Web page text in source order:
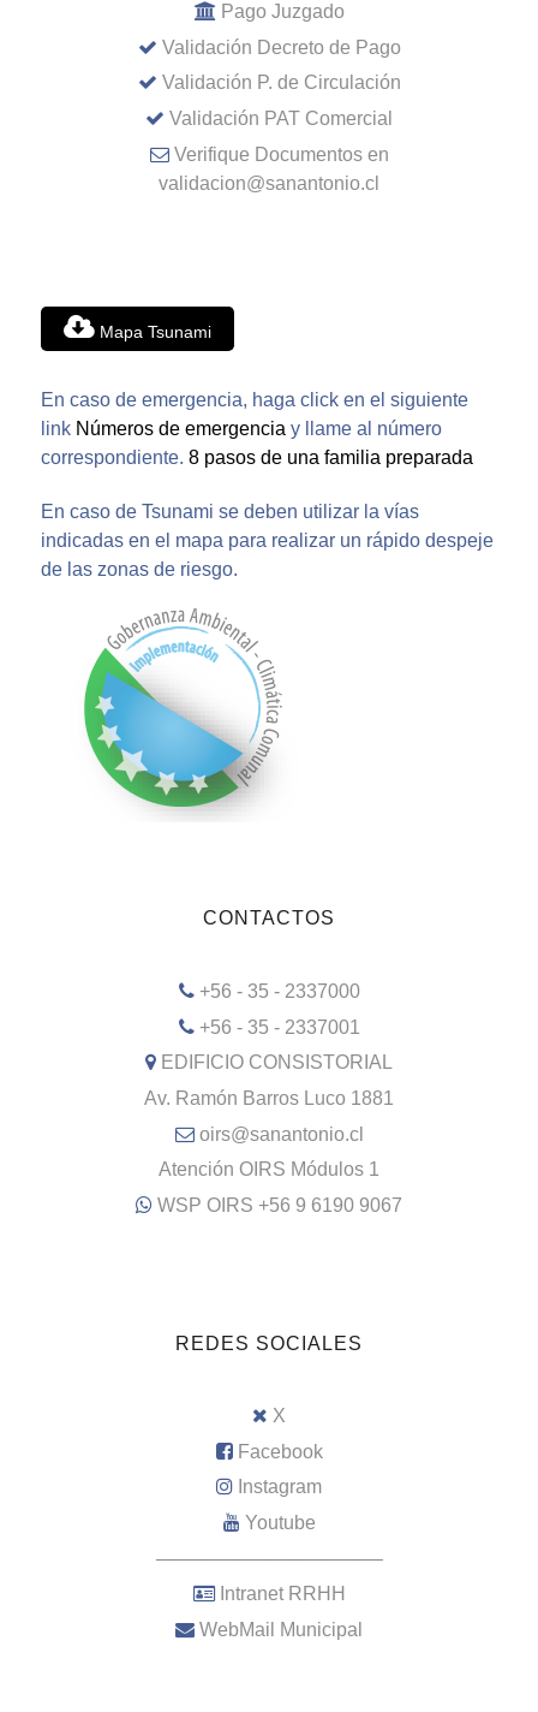
Pago Juzgado
Validación Decreto de Pago
Validación P. de Circulación
Validación PAT Comercial
Verifique Documentos en
validacion@sanantonio.cl
Mapa Tsunami
En caso de emergencia, haga click en el siguiente
link Números de emergencia y llame al número
correspondiente. 8 pasos de una familia preparada
En caso de Tsunami se deben utilizar la vías
indicadas en el mapa para realizar un rápido despeje
de las zonas de riesgo.
CONTACTOS
+56 - 35 - 2337000
+56 - 35 - 2337001
EDIFICIO CONSISTORIAL
Av. Ramón Barros Luco 1881
oirs@sanantonio.cl
Atención OIRS Módulos 1
WSP OIRS +56 9 6190 9067
REDES SOCIALES
X
Facebook
Instagram
Youtube
–––––––––––––––––––––
Intranet RRHH
WebMail Municipal